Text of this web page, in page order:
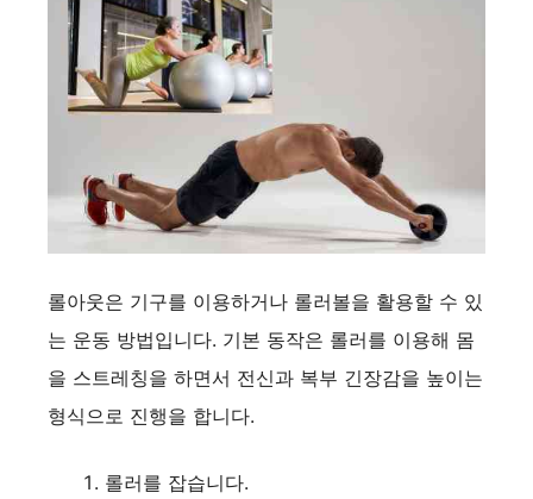
롤아웃은 기구를 이용하거나 롤러볼을 활용할 수 있
는 운동 방법입니다. 기본 동작은 롤러를 이용해 몸
을 스트레칭을 하면서 전신과 복부 긴장감을 높이는
형식으로 진행을 합니다.
롤러를 잡습니다.